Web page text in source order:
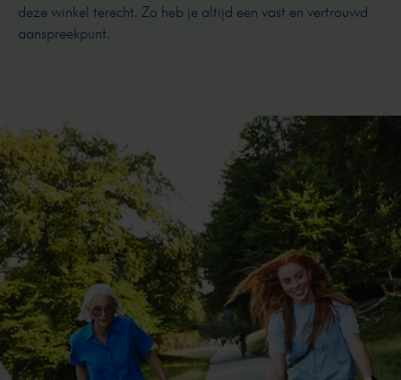
deze winkel terecht. Zo heb je altijd een vast en vertrouwd
aanspreekpunt.